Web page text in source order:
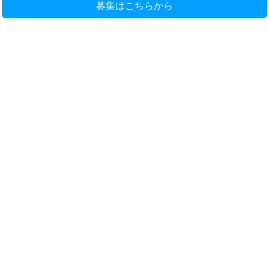
募集はこちらから